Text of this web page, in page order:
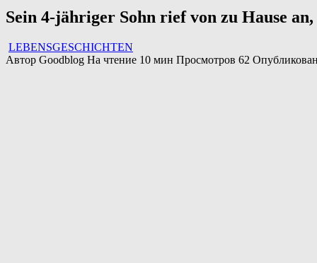
Sein 4-jähriger Sohn rief von zu Hause
LEBENSGESCHICHTEN
Автор Goodblog На чтение 10 мин Просмотров 62